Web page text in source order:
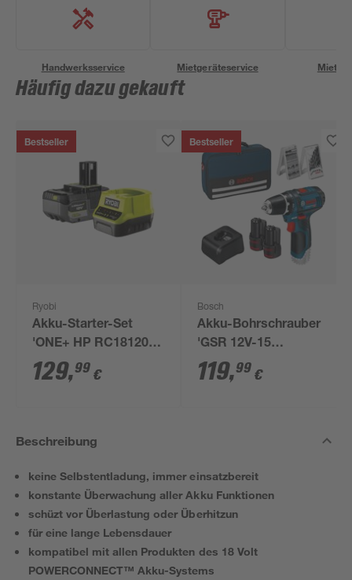
Handwerksservice Mietgeräteservice
Häufig dazu gekauft
Bestseller
Ryobi
Akku-Starter-Set
'ONE+ HP RC18120-
150X' 18 V 5,0 Ah mit
Akku und Ladegerät
129,99 €
Bestseller
Bosch
Akku-Bohrschrauber
'GSR 12V-15
Professional' mit 2
Akkus, Tasche und
119,99 €
Beschreibung
keine Selbstentladung, immer einsatzbereit
konstante Überwachung aller Akku Funktionen
schüzt vor Überlastung oder Überhitzun
für eine lange Lebensdauer
kompatibel mit allen Produkten des 18 Volt
POWERCONNECT™ Akku-Systems